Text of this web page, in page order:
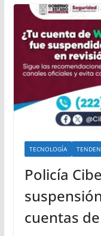
TECNOLOGÍA
Policía
cuentas